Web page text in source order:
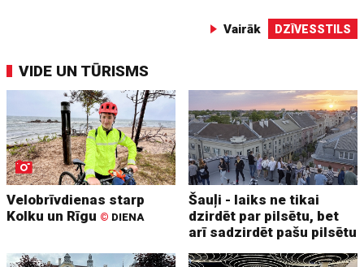
Vairāk DZĪVESSTILS
VIDE UN TŪRISMS
Velobrīvdienas starp
Kolku un Rīgu © DIENA
Šauļi - laiks ne tikai
dzirdēt par pilsētu, bet
arī sadzirdēt pašu pilsētu